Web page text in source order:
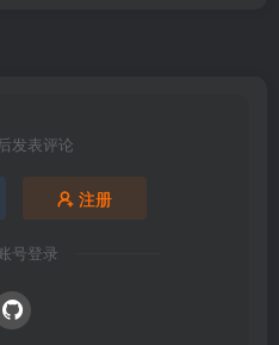
发表评论
注册
号登录